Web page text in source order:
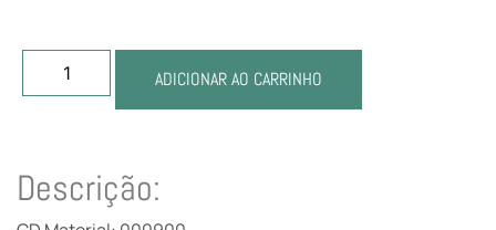
ADICIONAR AO CARRINHO
Descrição: